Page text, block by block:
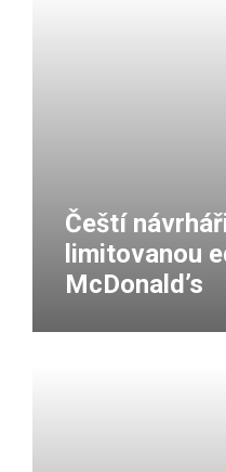
Čeští
limitovanou
McDonald’s